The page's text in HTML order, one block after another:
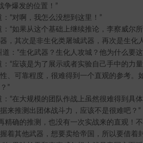
爆发的位置！”
对啊，我怎么没想到这里！”
如果从这个基础上继续推论，李察威尔
，其次是非生化类屠城武器，再次是生化
“生化武器？生化人攻城？他为什么要这
应该是为了展示或者实验自己手中的力
、可靠程度，很难得到一个直观的参考。
”
在大规模的团队作战上虽然很难得到具
来推测出团体战斗力，应该不是很难吧？”
确的推测，也没有一次实战来的直观！
着其他武器，想要卖给帝国，所以要借着